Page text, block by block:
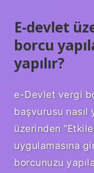
E-devlet
borcu
yapılır?
e-Devlet vergi
başvurusu nasıl
üzerinden
uygulamasına
borcunuzu